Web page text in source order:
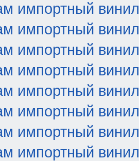
импортный винил
импортный винил
импортный винил
импортный винил
импортный винил
импортный винил
импортный винил
импортный винил